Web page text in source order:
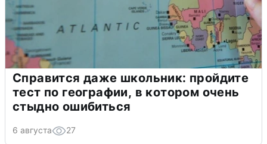
Справится даже школьник: пройдите
тест по географии, в котором очень
стыдно ошибиться
6 августа 27